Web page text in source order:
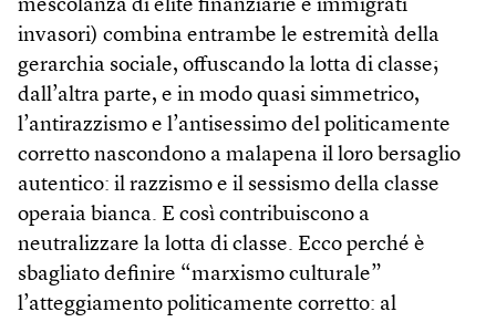
mescolanza di élite finanziarie e immigrati
invasori) combina entrambe le estremità della
gerarchia sociale, offuscando la lotta di classe;
dall’altra parte, e in modo quasi simmetrico,
l’antirazzismo e l’antisessimo del politicamente
corretto nascondono a malapena il loro bersaglio
autentico: il razzismo e il sessismo della classe
operaia bianca. E così contribuiscono a
neutralizzare la lotta di classe. Ecco perché è
sbagliato definire “marxismo culturale”
l’atteggiamento politicamente corretto: al